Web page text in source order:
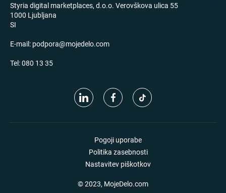
Styria digital marketplaces, d.o.o. Verovškova ulica 55
1000 Ljubljana
SI
E-mail: podpora@mojedelo.com
Tel:080 13 35
Pogoji uporabe
Politika zasebnosti
Nastavitev piškotkov
© 2023, MojeDelo.com